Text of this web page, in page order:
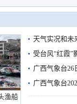
渔船
天气实况和未
受台风“红霞”
有较强降雨
广西气象台26
广西气象台
预警